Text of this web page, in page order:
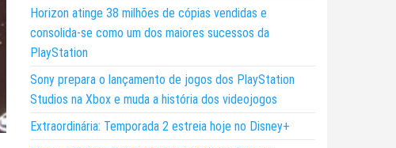
Horizon atinge 38 milhões de cópias vendidas e
consolida-se como um dos maiores sucessos da
PlayStation
Sony prepara o lançamento de jogos dos PlayStation
Studios na Xbox e muda a história dos videojogos
Extraordinária: Temporada 2 estreia hoje no Disney+